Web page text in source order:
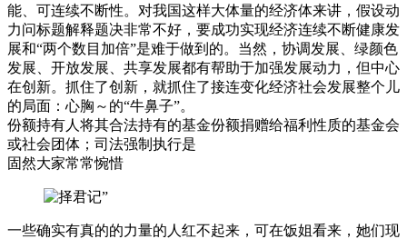
能、可连续不断性。对我国这样大体量的经济体来讲，假设动
力问标题解释题决非常不好，要成功实现经济连续不断健康发
展和“两个数目加倍”是难于做到的。当然，协调发展、绿颜色
发展、开放发展、共享发展都有帮助于加强发展动力，但中心
在创新。抓住了创新，就抓住了接连变化经济社会发展整个儿
的局面：心胸～的“牛鼻子”。
份额持有人将其合法持有的基金份额捐赠给福利性质的基金会
或社会团体；司法强制执行是
固然大家常常惋惜
一些确实有真的的力量的人红不起来，可在饭姐看来，她们现